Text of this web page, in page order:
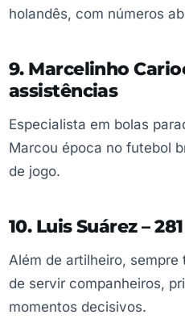
holandês, com números
9. Marcelinho
assistências
Especialista em bolas
Marcou época no futebol
de jogo.
10. Luis Suárez –
Além de artilheiro,
de servir companheiros,
momentos decisivos.